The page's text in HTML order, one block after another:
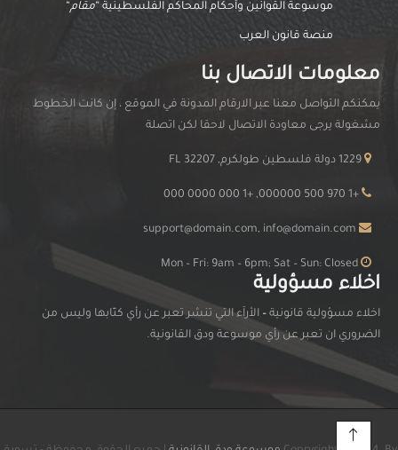
موسوعة القوانين وأحكام المحاكم الفلسطينية “مقام“
منصة قانون العرب
معلومات الاتصال بنا
يمكنكم التواصل معنا عبر الارقام المدونة في الموقع ، إن كانت الخطوط
مشغولة يرجى معاودة الاتصال لاحقا لكن اتصلة
+1 970 500 000000, +1 000 0000 000
اخلاء مسؤولية
اخلاء مسؤولية قانونية – الأرآء التي تنشر تعبر عن رأي كتّابها وليس من
الضروري ان تعبر عن رأي موسوعة ودق القانونية.